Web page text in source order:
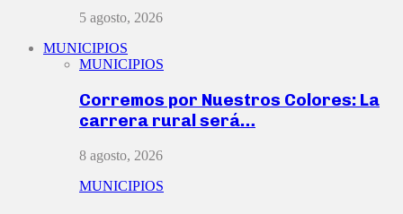
5 agosto, 2026
MUNICIPIOS
MUNICIPIOS
Corremos por Nuestros Colores: La
carrera rural será…
8 agosto, 2026
MUNICIPIOS